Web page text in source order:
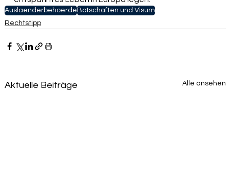
Auslaenderbehoerde Botschaften und Visum
Rechtstipp
Aktuelle Beiträge Alle ansehen